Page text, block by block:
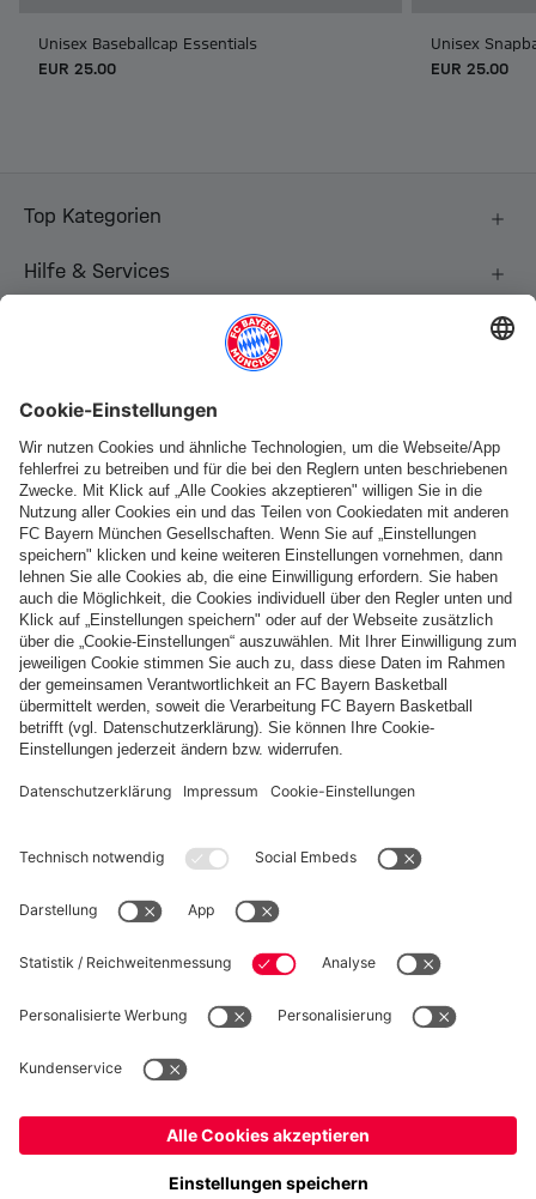
Unisex Baseballcap Essentials
EUR 25.00
Unisex
EUR 25.00
Top Kategorien
Hilfe & Services
Folge uns
Zahlung & Lieferung
FC Bayern Store App
WIDERRUF
Datenschutz
Cookie Details
Preise inkl. Steuern und Abgaben
© FC Bayern München AG
FC Bayern München AG, Säbener Str. 51-57, 81547 München
Ja,Schweiz, um dorthin zu liefern!
Weltweit, um dorthin zu liefern!